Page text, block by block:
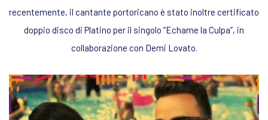
recentemente, il cantante portoricano è stato inoltre certificato
doppio disco di Platino per il singolo “Echame la Culpa”, in
collaborazione con Demi Lovato.